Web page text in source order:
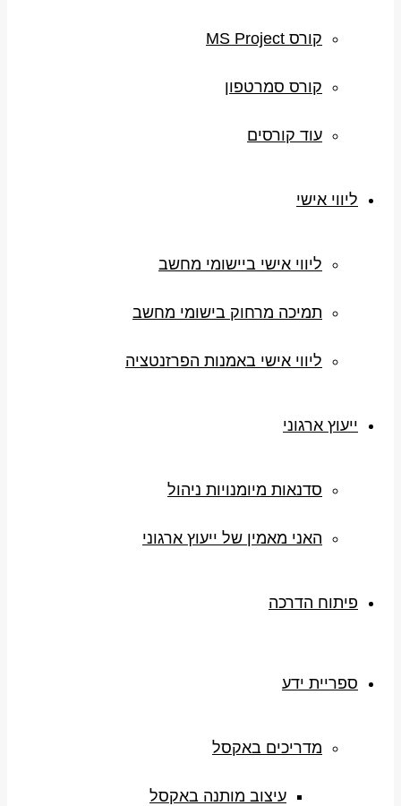
קורס MS Project
קורס סמרטפון
עוד קורסים
ליווי אישי
ליווי אישי ביישומי מחשב
תמיכה מרחוק בישומי מחשב
ליווי אישי באמנות הפרזנטציה
ייעוץ ארגוני
סדנאות מיומנויות ניהול
האני מאמין של ייעוץ ארגוני
פיתוח הדרכה
ספריית ידע
מדריכים באקסל
עיצוב מותנה באקסל